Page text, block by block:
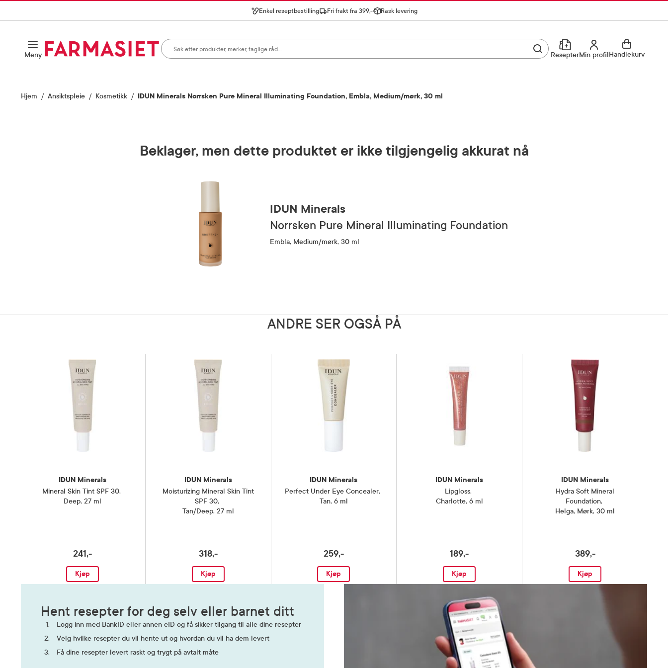
Enkel reseptbestilling Fri frakt fra 399,- Rask levering
INNHOLD
MenyÅpne
Søk i apotek
Utfør søkResepterMin profilMin profilHandlekurv
Hjem Ansiktspleie Kosmetikk IDUN Minerals Norrsken Pure Mineral Illuminating Foundation, Embla, Medium/mørk, 30 ml
Beklager, men dette produktet er ikke tilgjengelig akkurat nå
IDUN Minerals
Norrsken Pure Mineral Illuminating Foundation
Embla, Medium/mørk, 30 ml
ANDRE SER OGSÅ PÅ
IDUN Minerals
Mineral Skin Tint SPF 30,
Deep, 27 ml
241,-
Kjøp
IDUN Minerals
Moisturizing Mineral Skin Tint
SPF 30,
Tan/Deep, 27 ml
318,-
Kjøp
IDUN Minerals
Perfect Under Eye Concealer,
Tan, 6 ml
259,-
Kjøp
IDUN Minerals
Lipgloss,
Charlotte, 6 ml
189,-
Kjøp
IDUN Minerals
Hydra Soft Mineral
Foundation,
Helga, Mørk, 30 ml
389,-
Kjøp
Hent resepter for deg selv eller barnet ditt
Logg inn med BankID eller annen eID og få sikker tilgang til alle dine resepter
Velg hvilke resepter du vil hente ut og hvordan du vil ha dem levert
Få dine resepter levert raskt og trygt på avtalt måte